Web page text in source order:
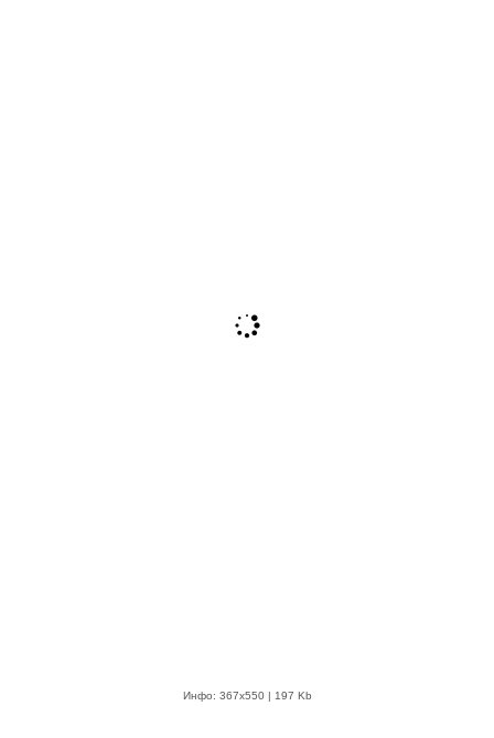
Инфо: 367х550 | 197 Kb